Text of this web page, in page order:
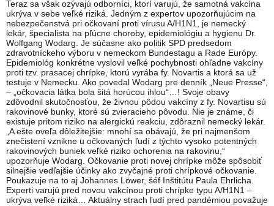
Teraz sa však ozývajú odborníci, ktorí varujú, že samotná vakcína
ukrýva v sebe veľké riziká. Jedným z expertov upozorňujúcim na
nebezpečenstvá pri očkovaní proti vírusu A/H1N1, je nemecký
lekár, špecialista na pľúcne choroby, epidemiológiu a hygienu Dr.
Wolfgang Wodarg. Je súčasne ako politik SPD predsedom
zdravotníckeho výboru v nemeckom Bundestagu a Rade Európy.
Epidemiológ konkrétne vyslovil veľké pochybnosti ohľadne vakcíny
proti tzv. prasacej chrípke, ktorú vyrába fy. Novartis a ktorá sa už
testuje v Nemecku. Ako povedal Wodarg pre denník „Neue Presse“,
– „očkovacia látka bola šitá horúcou ihlou“…! Svoje obavy
zdôvodnil skutočnosťou, že živnou pôdou vakcíny z fy. Novartisu sú
rakovinové bunky, ktoré sú zvieracieho pôvodu. Nie je známe, či
existuje pritom riziko na alergickú reakciu, zdôraznil nemecký lekár.
„A ešte oveľa dôležitejšie: mnohí sa obávajú, že pri najmenšom
znečistení vznikne u očkovaných ľudí z týchto vysoko potentných
rakovinových buniek veľké riziko ochorenia na rakovinu,“
upozorňuje Wodarg. Očkovanie proti novej chrípke môže spôsobiť
silnejšie vedľajšie účinky ako zvyčajné proti chrípkové očkovanie.
Poukazuje na to aj Johannes Löwer, šéf Inštitútu Paula Ehrlicha.
Experti varujú pred novou vakcínou proti chrípke typu A/H1N1 –
ukrýva veľké riziká… Aktuálny strach ľudí pred pandémiou považuje